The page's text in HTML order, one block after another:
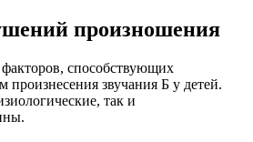
произношения
способствующих
звучания Б у детей.
так и